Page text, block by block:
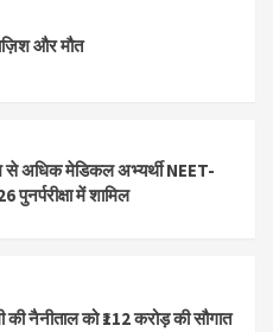
और मौत
से अधिक मेडिकल अभ्यर्थी NEET-
पुनर्परीक्षा में शामिल
की नैनीताल को ₹112 करोड़ की सौगात